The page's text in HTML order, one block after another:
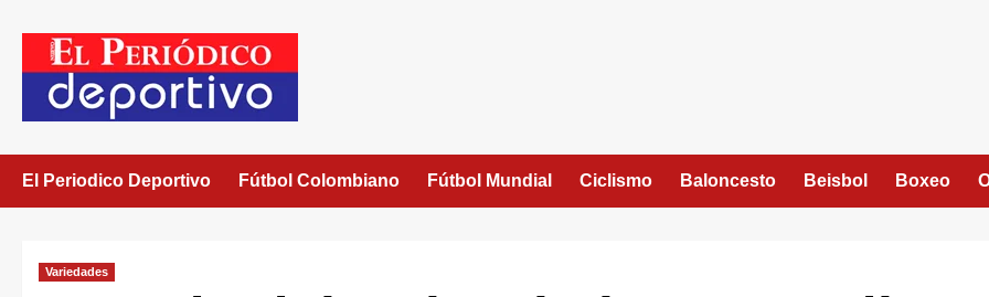
El Periodico Deportivo Fútbol Colombiano Fútbol Mundial Ciclismo Baloncesto Beisbol Boxeo
Variedades